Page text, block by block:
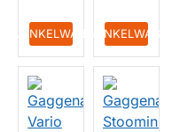
IN WINKELWAGENIN WINKELWAGEN